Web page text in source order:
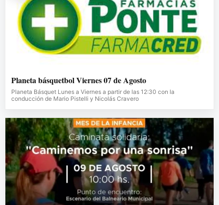
Planeta básquetbol Viernes 07 de Agosto
Planeta Básquet Lunes a Viernes a partir de las 12:30 con la
conducción de Mario Pistelli y Nicolás Cravero